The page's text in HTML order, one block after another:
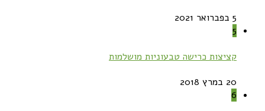
5 בפברואר 2021
5
קציצות כרישה טבעוניות מושלמות
20 במרץ 2018
6